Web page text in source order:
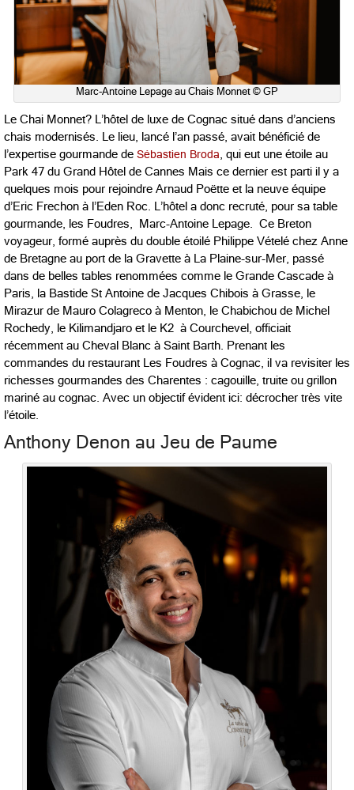
Marc-Antoine Lepage au Chais Monnet © GP
Le Chai Monnet? L’hôtel de luxe de Cognac situé dans d’anciens
chais modernisés. Le lieu, lancé l’an passé, avait bénéficié de
l’expertise gourmande de Sébastien Broda, qui eut une étoile au
Park 47 du Grand Hôtel de Cannes Mais ce dernier est parti il y a
quelques mois pour rejoindre Arnaud Poëtte et la neuve équipe
d’Eric Frechon à l’Eden Roc. L’hôtel a donc recruté, pour sa table
gourmande, les Foudres, Marc-Antoine Lepage. Ce Breton
voyageur, formé auprès du double étoilé Philippe Vételé chez Anne
de Bretagne au port de la Gravette à La Plaine-sur-Mer, passé
dans de belles tables renommées comme le Grande Cascade à
Paris, la Bastide St Antoine de Jacques Chibois à Grasse, le
Mirazur de Mauro Colagreco à Menton, le Chabichou de Michel
Rochedy, le Kilimandjaro et le K2 à Courchevel, officiait
récemment au Cheval Blanc à Saint Barth. Prenant les
commandes du restaurant Les Foudres à Cognac, il va revisiter les
richesses gourmandes des Charentes : cagouille, truite ou grillon
mariné au cognac. Avec un objectif évident ici: décrocher très vite
l’étoile.
Anthony Denon au Jeu de Paume